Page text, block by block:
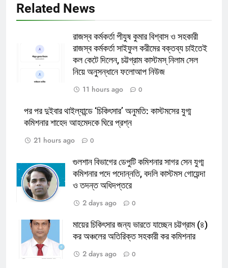
Related News
রাজস্ব কর্মকর্তা পীযুষ কুমার বিশ্বাস ও সহকারী
রাজস্ব কর্মকর্তা সাইফুল করীমের বক্তব্য চাইতেই
কল কেটে দিলেন, চট্টগ্রাম কাস্টমস্ নিলাম সেল
নিয়ে অনুসন্ধানে ফলোআপ নিউজ
11 hours ago
0
পর পর দুইবার থাইল্যান্ডে ‘চিকিৎসার’ অনুমতি: কাস্টমসের যুগ্ম
কমিশনার শাহেদ আহমেদকে ঘিরে প্রশ্ন
21 hours ago
0
গুলশান বিভাগের ডেপুটি কমিশনার সাগর সেন যুগ্ম
কমিশনার পদে পদোন্নতি, বদলি কাস্টমস গোয়েন্দা
ও তদন্ত অধিদপ্তরে
2 days ago
0
মায়ের চিকিৎসার জন্য ভারতে যাচ্ছেন চট্টগ্রাম (৪)
কর অঞ্চলের অতিরিক্ত সহকারী কর কমিশনার
2 days ago
0